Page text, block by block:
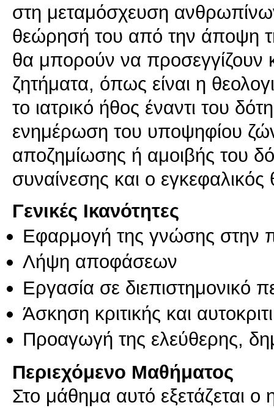
στη μεταμόσχευση
θεώρησή του από την άποψη
θα μπορούν να προσεγγίζουν
ζητήματα, όπως είναι η
το ιατρικό ήθος έναντι του
ενημέρωση του υποψηφίου
αποζημίωσης ή αμοιβής του
Γενικές Ικανότητες
Εφαρμογή της γνώσης στην
Λήψη αποφάσεων
Εργασία σε διεπιστημονικό
Άσκηση κριτικής και
Προαγωγή της ελεύθερης,
Περιεχόμενο Μαθήματος
Στο μάθημα αυτό εξετάζεται ο